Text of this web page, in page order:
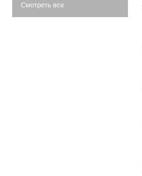
Смотреть все